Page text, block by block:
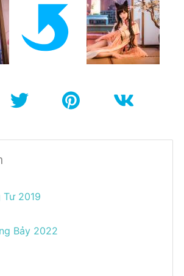
Tư 2019
Bảy 2022